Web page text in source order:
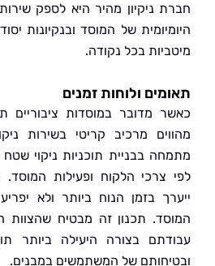
ניקיון מהיר היא לספק שירות יעיל
של המוסד ובנקיונות יסודיים
בכל נקודה.
ולוחות זמנים
מדובר במוסדות ציבוריים תאום
מרכיב קריטי בשירות ניקוי
בבניית תוכניות ניקוי שטח פנים
הלקוח ופעילות המוסד. כך ניתן
בזמן הנוח ביותר ולא יפריע
תכנון זה מבטיח שהצוות
בצורה היעילה ביותר תוך
של המשתמשים במבנים.